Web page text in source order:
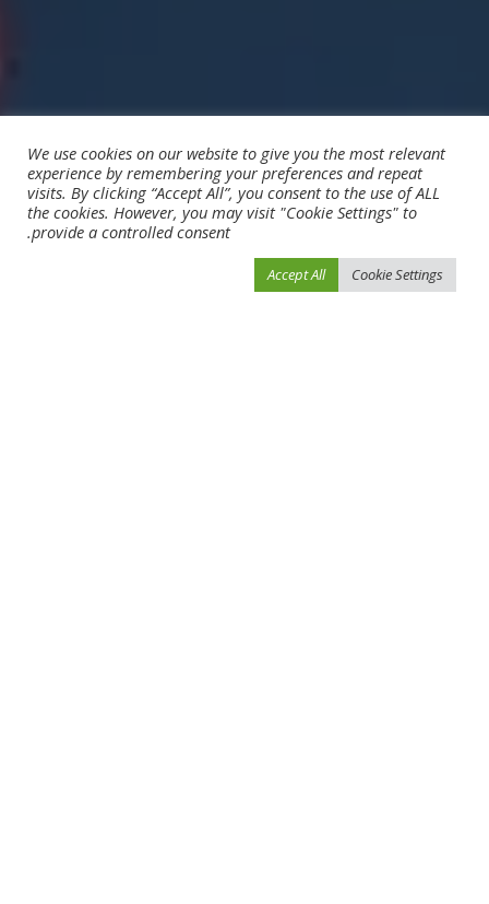
We use cookies on our website to give you the most relevant
experience by remembering your preferences and repeat
visits. By clicking “Accept All”, you consent to the use of ALL
the cookies. However, you may visit "Cookie Settings" to
provide a controlled consent.
Cookie Settings
Accept All